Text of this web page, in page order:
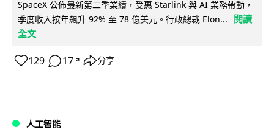
SpaceX 公佈最新第二季業績，受惠 Starlink 與 AI 業務帶動，
季度收入按年飆升 92% 至 78 億美元。行政總裁 Elon...
閱讀
全文
129 17 ↗ 分享
人工智能